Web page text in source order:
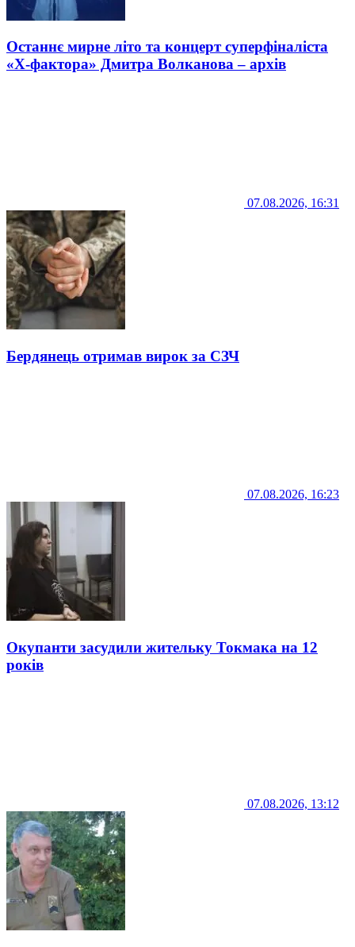
Останнє мирне літо та концерт суперфіналіста
«Х-фактора» Дмитра Волканова – архів
07.08.2026, 16:31
Бердянець отримав вирок за СЗЧ
07.08.2026, 16:23
Окупанти засудили жительку Токмака на 12
років
07.08.2026, 13:12